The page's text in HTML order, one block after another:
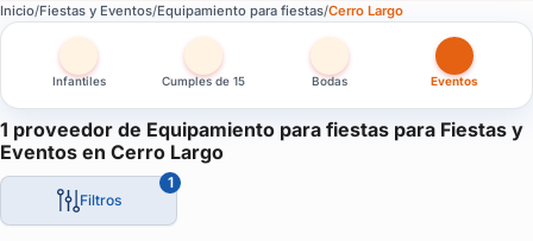
Inicio Fiestas y Eventos Equipamiento para fiestas Cerro Largo
Infantiles Cumples de 15 Bodas Eventos
1 proveedor de Equipamiento para fiestas para Fiestas y
Eventos en Cerro Largo
Filtros
1
Equipamiento para fiestas para Fiestas y Eventos en Cerro
Alquiler de sillas, alquiler de mesas, alquiler de mantelería